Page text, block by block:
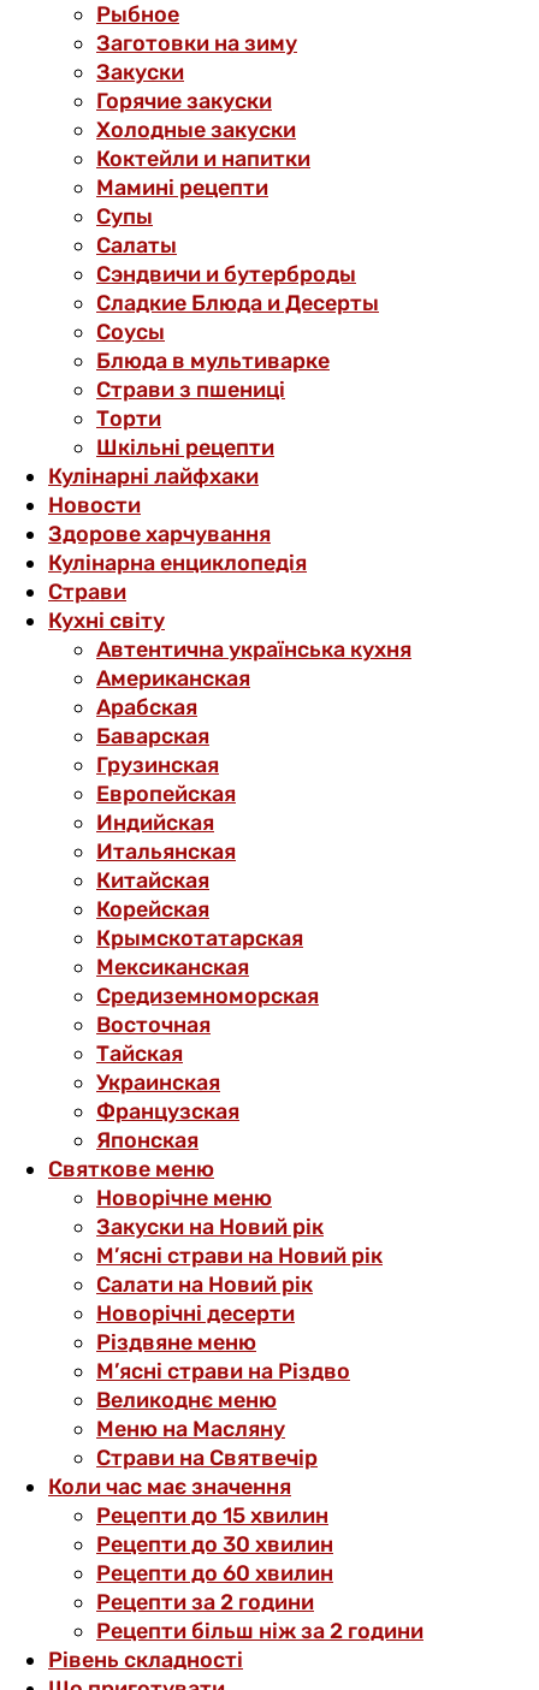
Рыбное
Заготовки на зиму
Закуски
Горячие закуски
Холодные закуски
Коктейли и напитки
Мамині рецепти
Супы
Салаты
Сэндвичи и бутерброды
Сладкие Блюда и Десерты
Соусы
Блюда в мультиварке
Страви з пшениці
Торти
Шкільні рецепти
Кулінарні лайфхаки
Новости
Здорове харчування
Кулінарна енциклопедія
Страви
Кухні світу
Автентична українська кухня
Американская
Арабская
Баварская
Грузинская
Европейская
Индийская
Итальянская
Китайская
Корейская
Крымскотатарская
Мексиканская
Средиземноморская
Восточная
Тайская
Украинская
Французская
Японская
Святкове меню
Новорічне меню
Закуски на Новий рік
М’ясні страви на Новий рік
Салати на Новий рік
Новорічні десерти
Різдвяне меню
М’ясні страви на Різдво
Великоднє меню
Меню на Масляну
Страви на Святвечір
Коли час має значення
Рецепти до 15 хвилин
Рецепти до 30 хвилин
Рецепти до 60 хвилин
Рецепти за 2 години
Рецепти більш ніж за 2 години
Рівень складності